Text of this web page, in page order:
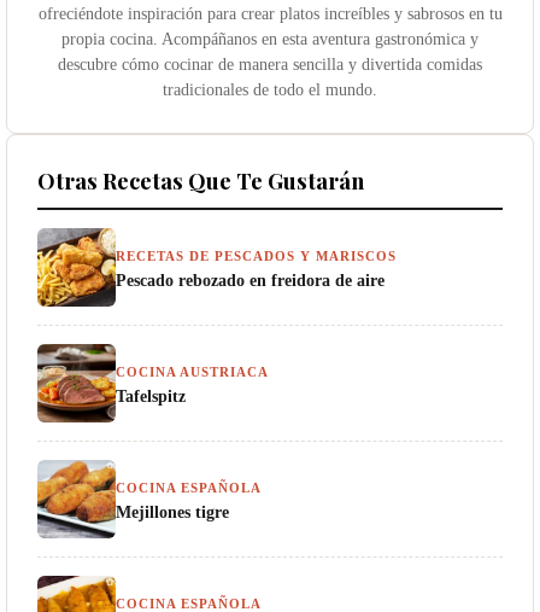
ofreciéndote inspiración para crear platos increíbles y sabrosos en tu
propia cocina. Acompáñanos en esta aventura gastronómica y
descubre cómo cocinar de manera sencilla y divertida comidas
tradicionales de todo el mundo.
Otras Recetas Que Te Gustarán
RECETAS DE PESCADOS Y MARISCOS
Pescado rebozado en freidora de aire
COCINA AUSTRIACA
Tafelspitz
COCINA ESPAÑOLA
Mejillones tigre
COCINA ESPAÑOLA